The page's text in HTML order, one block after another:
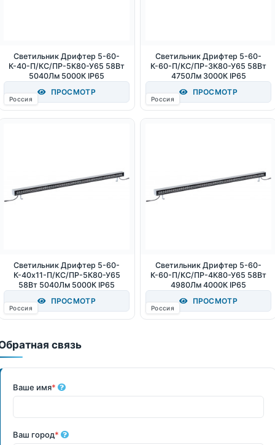
Светильник Дрифтер 5-60-
К-40-П/КС/ПР-5К80-У65 58Вт
5040Лм 5000К IP65
ПРОСМОТР
Россия
Светильник Дрифтер 5-60-
К-60-П/КС/ПР-3К80-У65 58Вт
4750Лм 3000К IP65
ПРОСМОТР
Россия
Светильник Дрифтер 5-60-
К-40x11-П/КС/ПР-5К80-У65
58Вт 5040Лм 5000К IP65
ПРОСМОТР
Россия
Светильник Дрифтер 5-60-
К-60-П/КС/ПР-4К80-У65 58Вт
4980Лм 4000К IP65
ПРОСМОТР
Россия
связь
Ваше имя*
Ваш город*